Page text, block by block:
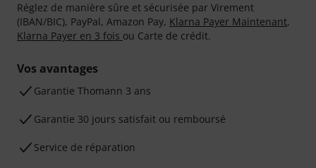
Réglez de manière sûre et sécurisée par Virement
(IBAN/BIC), PayPal, Amazon Pay, Klarna Payer Maintenant,
Klarna Payer en 3 fois ou Carte de crédit.
Vos avantages
Ga­ran­tie Thomann 3 ans
Garantie 30 jours satisfait ou remboursé
Service de réparation